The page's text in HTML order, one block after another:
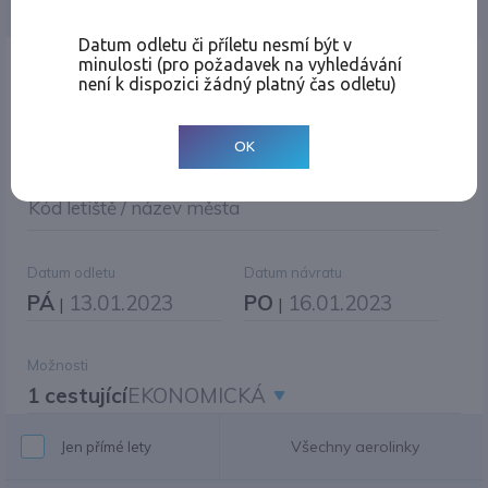
Místo odletu
Kód letiště / název města
Datum odletu
PÁ | 13.01.2023
Datum návratu
PO | 16.01.2023
Možnosti
1 cestujícíEKONOMICKÁ
Jen přímé lety Všechny aerolinky
Datum odletu či příletu nesmí být v
minulosti (pro požadavek na vyhledávání
není k dispozici žádný platný čas odletu)
OK